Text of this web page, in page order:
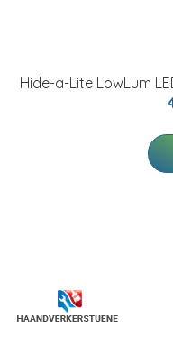
Hide-a-Lite LowLum